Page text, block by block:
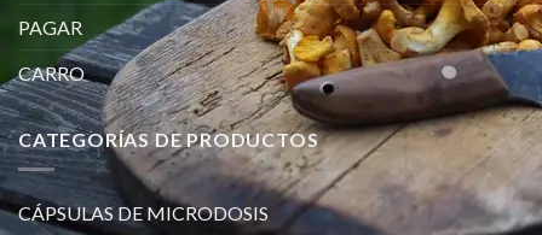
PAGAR
CARRO
CATEGORÍAS DE PRODUCTOS
CÁPSULAS DE MICRODOSIS